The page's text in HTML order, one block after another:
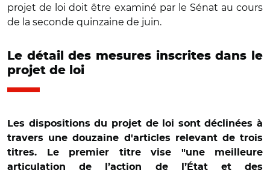
projet de loi doit être examiné par le Sénat au cours
de la seconde quinzaine de juin.
Le détail des mesures inscrites dans le
projet de loi
Les dispositions du projet de loi sont déclinées à
travers une douzaine d'articles relevant de trois
titres. Le premier titre vise "une meilleure
articulation de l’action de l’État et des